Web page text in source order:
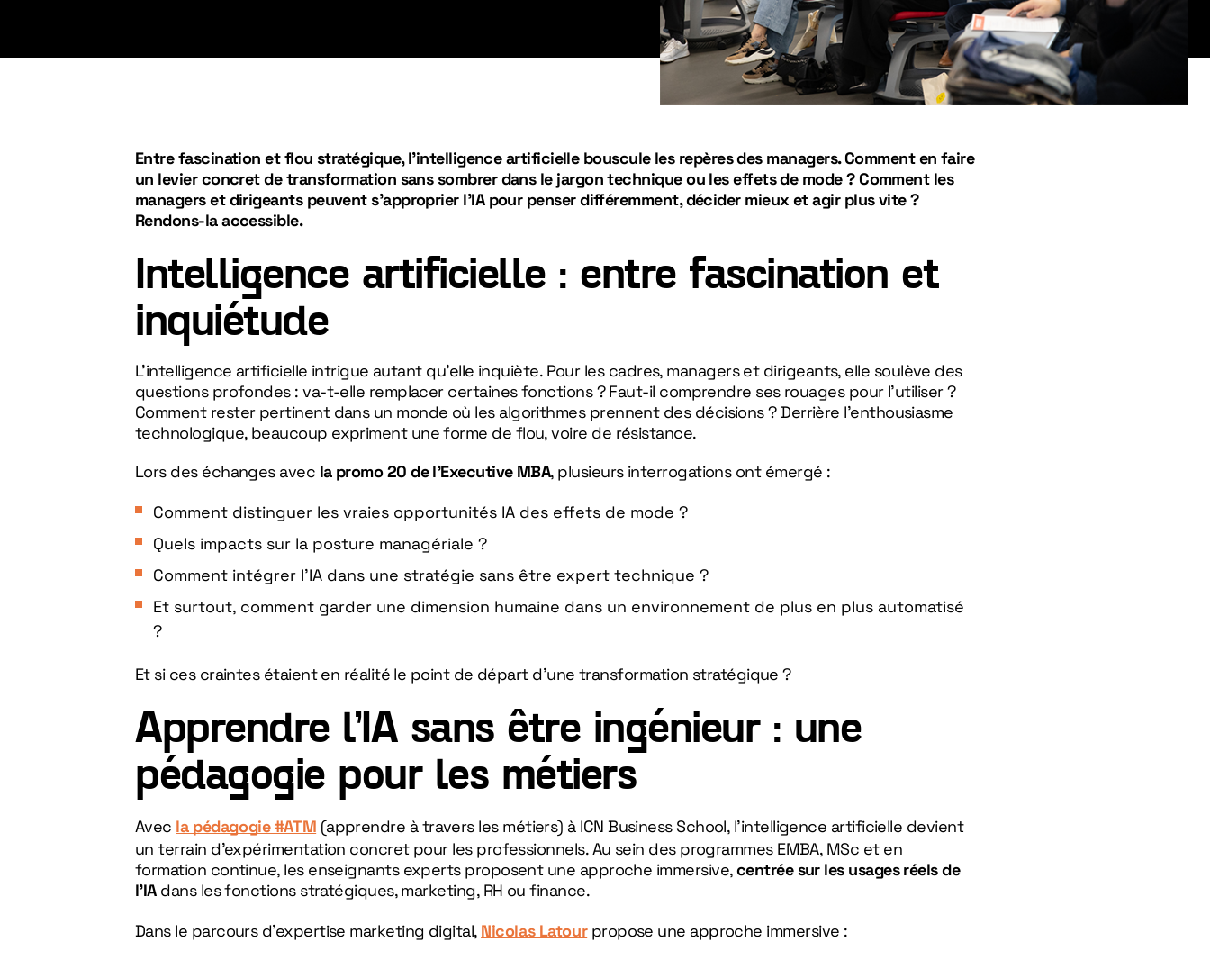
Entre fascination et flou stratégique, l’intelligence artificielle bouscule les repères des managers. Comment en faire
un levier concret de transformation sans sombrer dans le jargon technique ou les effets de mode ? Comment les
managers et dirigeants peuvent s’approprier l’IA pour penser différemment, décider mieux et agir plus vite ?
Rendons-la accessible.
Intelligence artificielle : entre fascination et
inquiétude
L’intelligence artificielle intrigue autant qu’elle inquiète. Pour les cadres, managers et dirigeants, elle soulève des
questions profondes : va-t-elle remplacer certaines fonctions ? Faut-il comprendre ses rouages pour l’utiliser ?
Comment rester pertinent dans un monde où les algorithmes prennent des décisions ? Derrière l’enthousiasme
technologique, beaucoup expriment une forme de flou, voire de résistance.
Lors des échanges avec la promo 20 de l’Executive MBA, plusieurs interrogations ont émergé :
Comment distinguer les vraies opportunités IA des effets de mode ?
Quels impacts sur la posture managériale ?
Comment intégrer l’IA dans une stratégie sans être expert technique ?
Et surtout, comment garder une dimension humaine dans un environnement de plus en plus automatisé
?
Et si ces craintes étaient en réalité le point de départ d’une transformation stratégique ?
Apprendre l’IA sans être ingénieur : une
pédagogie pour les métiers
Avec la pédagogie #ATM (apprendre à travers les métiers) à ICN Business School, l’intelligence artificielle devient
un terrain d’expérimentation concret pour les professionnels. Au sein des programmes EMBA, MSc et en
formation continue, les enseignants experts proposent une approche immersive,centrée sur les usages réels de
l’IAdans les fonctions stratégiques, marketing, RH ou finance.
Dans le parcours d’expertise marketing digital, Nicolas Latourpropose une approche immersive :